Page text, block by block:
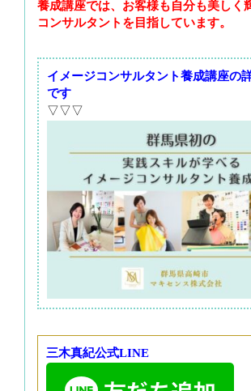
養成講座では、お客様も自分も美しく
コンサルタントを目指しています。
イメージコンサルタント養成講座の
です
▽▽▽
三木真紀公式LINE